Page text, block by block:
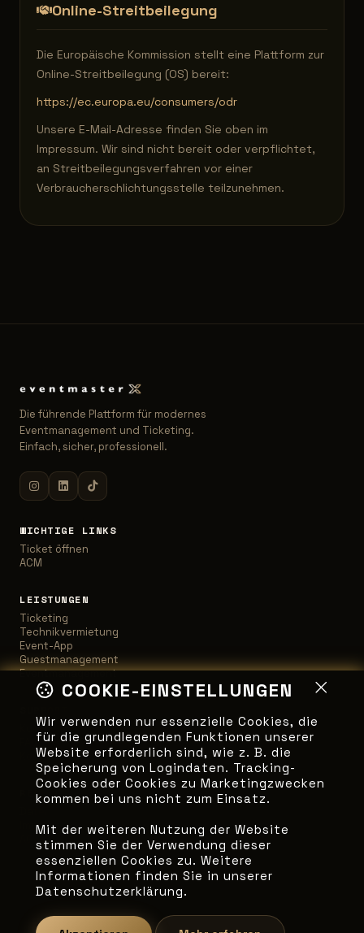
Online-Streitbeilegung
Die Europäische Kommission stellt eine Plattform zur
Online-Streitbeilegung (OS) bereit:
https://ec.europa.eu/consumers/odr
Unsere E-Mail-Adresse finden Sie oben im
Impressum. Wir sind nicht bereit oder verpflichtet,
an Streitbeilegungsverfahren vor einer
Verbraucherschlichtungsstelle teilzunehmen.
Die führende Plattform für modernes
Eventmanagement und Ticketing.
Einfach, sicher, professionell.
WICHTIGE LINKS
Ticket öffnen
ACM
LEISTUNGEN
Ticketing
Technikvermietung
Event-App
Guestmanagement
Eventmanagement
Kundensupport
FAQ
Kontakt
RECHTLICHES
Impressum
© 2026 eventmasterX. Alle Rechte vorbehalten.
COOKIE-EINSTELLUNGEN
Wir verwenden nur essenzielle Cookies, die
für die grundlegenden Funktionen unserer
Website erforderlich sind, wie z. B. die
Speicherung von Logindaten. Tracking-
Cookies oder Cookies zu Marketingzwecken
kommen bei uns nicht zum Einsatz.
Mit der weiteren Nutzung der Website
stimmen Sie der Verwendung dieser
essenziellen Cookies zu. Weitere
Informationen finden Sie in unserer
Datenschutzerklärung.